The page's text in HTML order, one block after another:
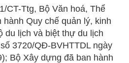
CT-Ttg, Bộ Văn hoá, Thể
Quy chế quản lý, kinh
du lịch và biệt thự du lịch
3720/QĐ-BVHTTDL ngày
Bộ Xây dựng đã ban hành